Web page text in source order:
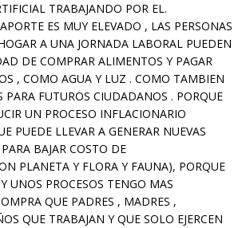
TRABAJANDO POR EL.
ES MUY ELEVADO , LAS PERSONAS
A UNA JORNADA LABORAL PUEDEN
DE COMPRAR ALIMENTOS Y PAGAR
, COMO AGUA Y LUZ . COMO TAMBIEN
PARA FUTUROS CIUDADANOS . PORQUE
UN PROCESO INFLACIONARIO
PUEDE LLEVAR A GENERAR NUEVAS
BAJAR COSTO DE
PLANETA Y FLORA Y FAUNA), PORQUE
UNOS PROCESOS TENGO MAS
QUE PADRES , MADRES ,
QUE TRABAJAN Y QUE SOLO EJERCEN